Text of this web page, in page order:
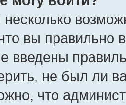
вы правильно
введены
не был ли
что